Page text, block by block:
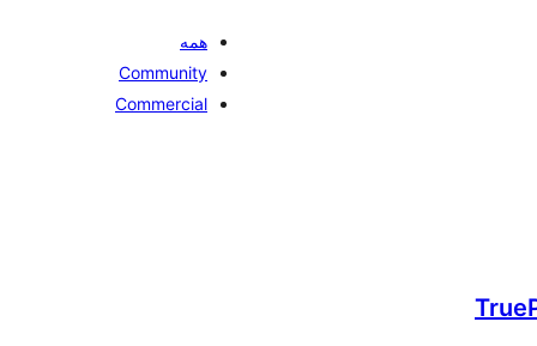
همه
Community
Commercial